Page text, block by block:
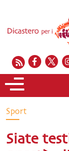
Sport
Siate